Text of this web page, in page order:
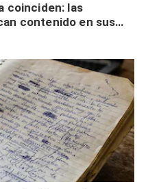
coinciden: las
contenido en sus
buscar validación